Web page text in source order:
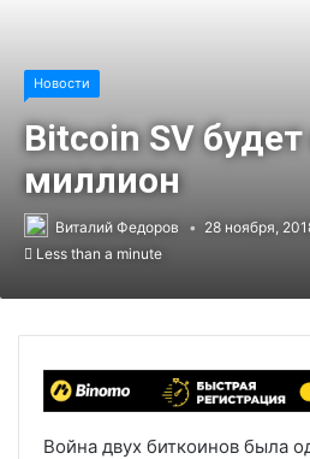
Новости
Bitcoin SV
миллион
Виталий Федоров 28 ноября,
Less than a minute
Война двух биткоинов была